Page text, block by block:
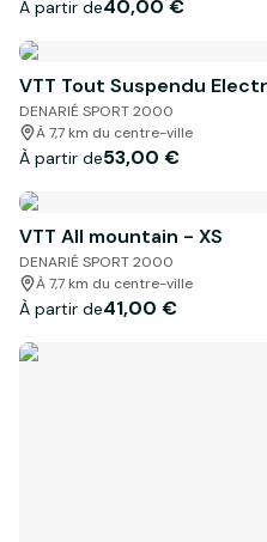
À partir de40,00 €
VTT Tout Suspendu
DENARIÉ SPORT 2000
À 7,7 km du centre-ville
À partir de53,00 €
VTT All mountain - XS
DENARIÉ SPORT 2000
À 7,7 km du centre-ville
À partir de41,00 €